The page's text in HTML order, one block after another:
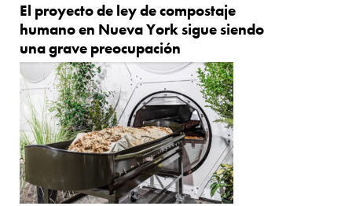
El proyecto de ley de compostaje
humano en Nueva York sigue siendo
una grave preocupación